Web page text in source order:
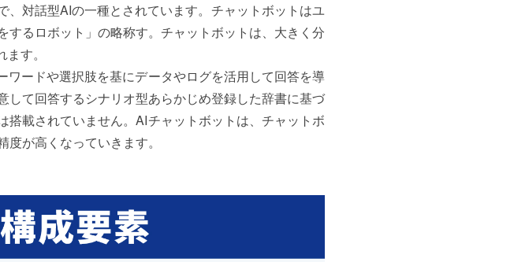
対話型AIの一種とされています。チャットボットはユ
るロボット」の略称す。チャットボットは、大きく分
す。
ードや選択肢を基にデータやログを活用して回答を導
て回答するシナリオ型あらかじめ登録した辞書に基づ
載されていません。AIチャットボットは、チャットボ
が高くなっていきます。